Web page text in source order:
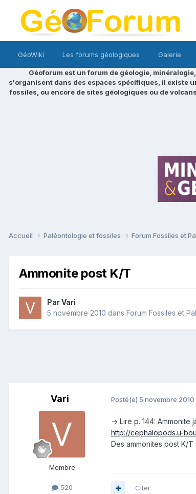
GéoWiki Les forums géologiques Galerie
Géoforum est un forum de géologie,
s'organisent dans des espaces spécifiques, il existe
fossiles, ou encore de sites géologiques ou de
Accueil Paléontologie et fossiles Forum Fossiles et
Ammonite post K/T
ParVari
5 novembre 2010 dans Forum Fossiles et
Vari
Membre
520
Posté(e) 5 novembre 2010
-> Lire p. 144:
http://cephalopods.u-
Des ammonites post K/T
Citer